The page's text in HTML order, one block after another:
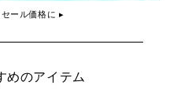
ール価格に ▸
めのアイテム